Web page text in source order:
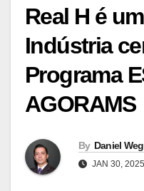
Real H é
Indústria
Programa
AGORAMS
By Daniel
JAN 30, 2025